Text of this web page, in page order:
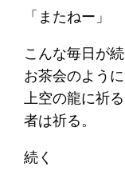
「またねー」
こんな毎日が
お茶会のよう
上空の龍に祈
者は祈る。
続く